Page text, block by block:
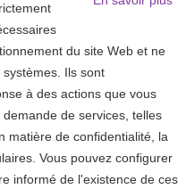
du site Web et ne
Ils sont
à des actions que vous
de services, telles
matière de confidentialité, la
Vous pouvez configurer
informé de l'existence de ces